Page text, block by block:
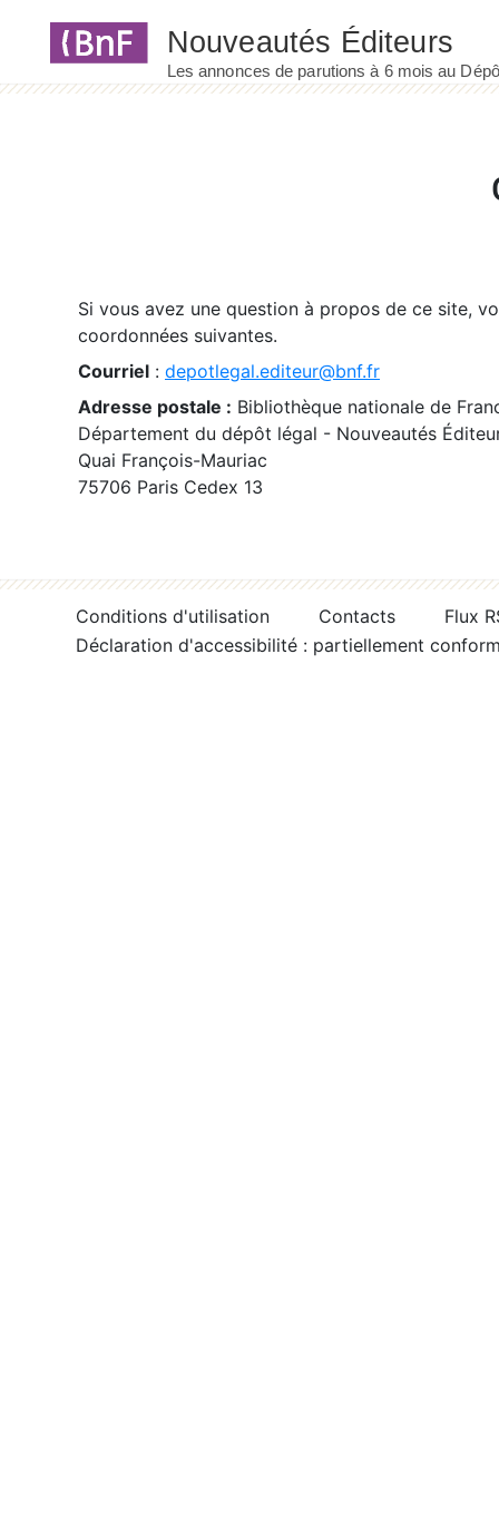
Si vous avez une question à propos de ce site,
coordonnées suivantes.
Courriel : depotlegal.editeur@bnf.fr
Adresse postale : Bibliothèque nationale de
Département du dépôt légal - Nouveautés
Quai François-Mauriac
75706 Paris Cedex 13
Conditions d'utilisation Contacts
Flux
Déclaration d'accessibilité : partiellement